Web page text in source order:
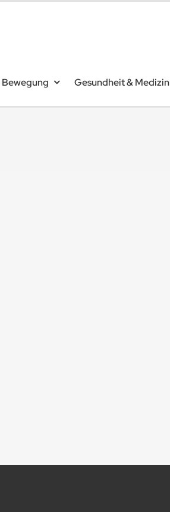
Gesundheit & Medizin